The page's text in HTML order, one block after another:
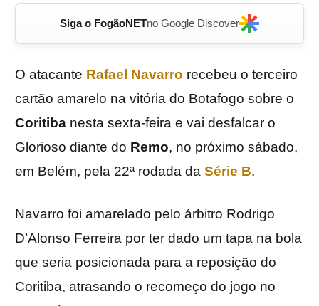
Siga o FogãoNETno Google Discover
O atacante Rafael Navarro recebeu o terceiro
cartão amarelo na vitória do Botafogo sobre o
Coritiba nesta sexta-feira e vai desfalcar o
Glorioso diante do Remo, no próximo sábado,
em Belém, pela 22ª rodada da Série B.
Navarro foi amarelado pelo árbitro Rodrigo
D’Alonso Ferreira por ter dado um tapa na bola
que seria posicionada para a reposição do
Coritiba, atrasando o recomeço do jogo no